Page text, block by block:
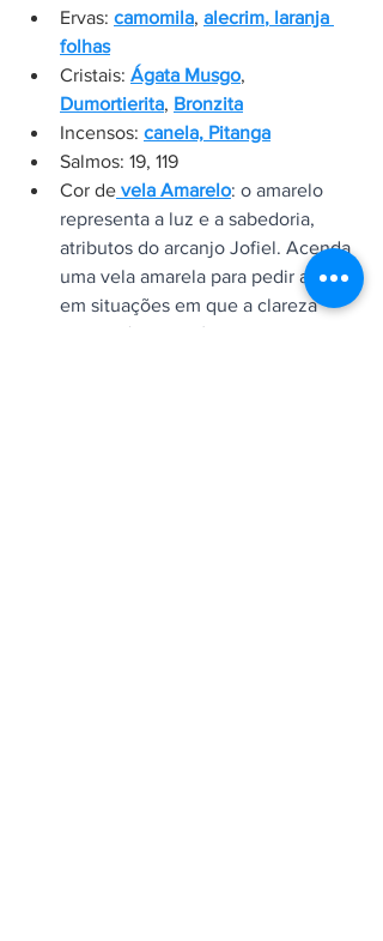
Ervas: camomila, alecrim, laranja
folhas
Cristais: Ágata Musgo,
Dumortierita, Bronzita
Incensos: canela, Pitanga
Salmos: 19, 119
Cor de vela Amarelo: o amarelo
representa a luz e a sabedoria,
atributos do arcanjo Jofiel. Acenda
uma vela amarela para pedir ajuda
em situações em que a clareza
mental é necessária ou para se